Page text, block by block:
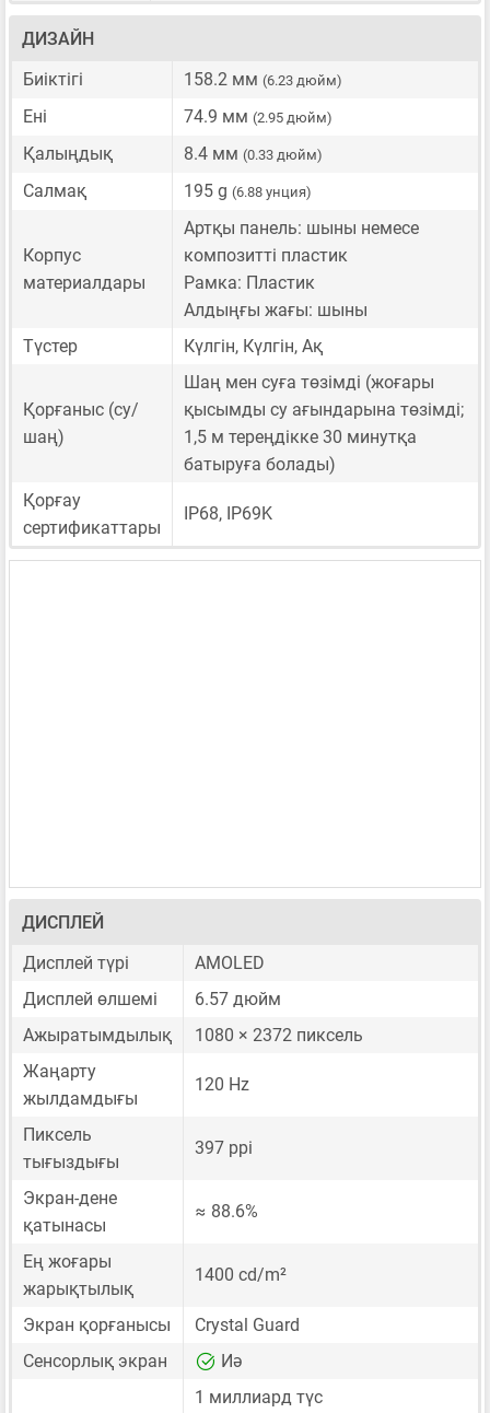
ДИЗАЙН
Биіктігі
158.2 мм (6.23 дюйм)
Ені 74.9 мм (2.95 дюйм)
Қалыңдық 8.4 мм (0.33 дюйм)
Салмақ 195 g (6.88 унция)
Корпус
материалдары
Артқы панель: шыны немесе
композитті пластик
Рамка: Пластик
Алдыңғы жағы: шыны
Түстер
Күлгін, Күлгін, Ақ
Қорғаныс (су/
шаң)
Шаң мен суға төзімді (жоғары
қысымды су ағындарына төзімді;
1,5 м тереңдікке 30 минутқа
батыруға болады)
Қорғау
сертификаттары
IP68, IP69K
ДИСПЛЕЙ
Дисплей түрі
AMOLED
Дисплей өлшемі
6.57 дюйм
Ажыратымдылық
1080 × 2372 пиксель
Жаңарту
жылдамдығы
120 Hz
Пиксель
тығыздығы
397 ppi
Экран-дене
қатынасы
≈ 88.6%
Ең жоғары
жарықтылық
1400 cd/m²
Экран қорғанысы
Crystal Guard
Сенсорлық экран
Иә
1 миллиард түс